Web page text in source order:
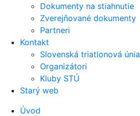
Dokumenty na stiahnutie
Zverejňované dokumenty
Partneri
Kontakt
Slovenská triatlonová únia
Organizátori
Kluby STÚ
Starý web
Úvod